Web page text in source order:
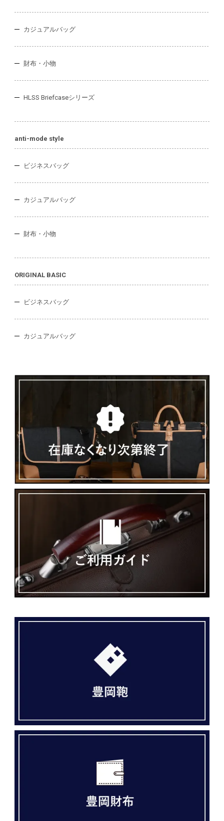
カジュアルバッグ
財布・小物
HLSS Briefcaseシリーズ
anti-mode style
ビジネスバッグ
カジュアルバッグ
財布・小物
ORIGINAL BASIC
ビジネスバッグ
カジュアルバッグ